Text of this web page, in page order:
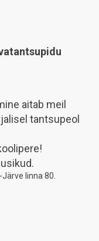
aitab meil
tantsupeol
linna 80.